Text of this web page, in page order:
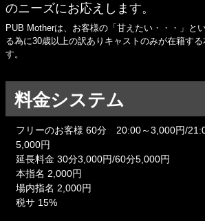
のニーズにお応えします。
PUB Motherは、お客様の「甘えたい・・・」と
る為に30歳以上の訳ありキャストのみが在籍す
す。
料金システム
フリーのお客様 60分 20:00～3,000円/
5,000円
延長料金 30分3,000円/60分5,000円
本指名 2,000円
場内指名 2,000円
税サ 15%